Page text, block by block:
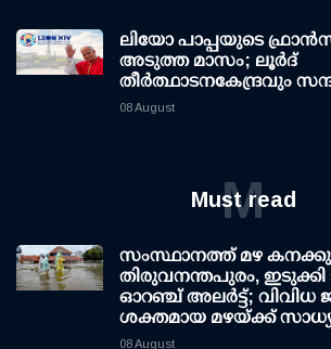
ലിയോ പാപ്പയുടെ
അടുത്ത മാസം; ലൂർദ്
തീർത്ഥാടനകേന്ദ്രവും
08 August
Must read
M
സംസ്ഥാനത്ത് മഴ
തിരുവനന്തപുരം, ഇടുക്കി
ഓറഞ്ച് അലർട്ട്; വിവിധ
ശക്തമായ മഴയ്ക്ക്
08 August